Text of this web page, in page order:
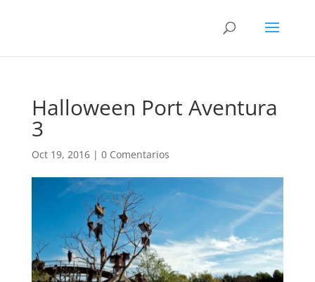
Halloween Port Aventura
3
Oct 19, 2016| 0 Comentarios